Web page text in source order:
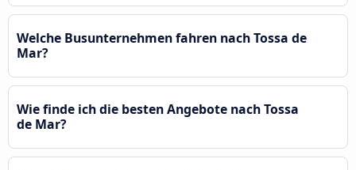
Welche Busunternehmen fahren nach Tossa de
Mar?
Wie finde ich die besten Angebote nach Tossa
de Mar?